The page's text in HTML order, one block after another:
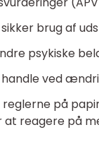
brug af
psykiske
ved
på
reagere på